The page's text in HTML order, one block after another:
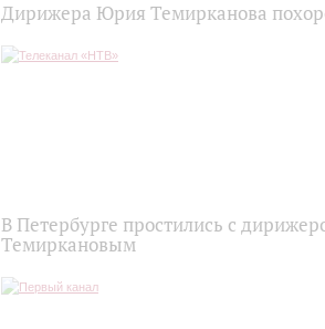
Дирижера Юрия Темирканова
В Петербурге простились с
Темиркановым